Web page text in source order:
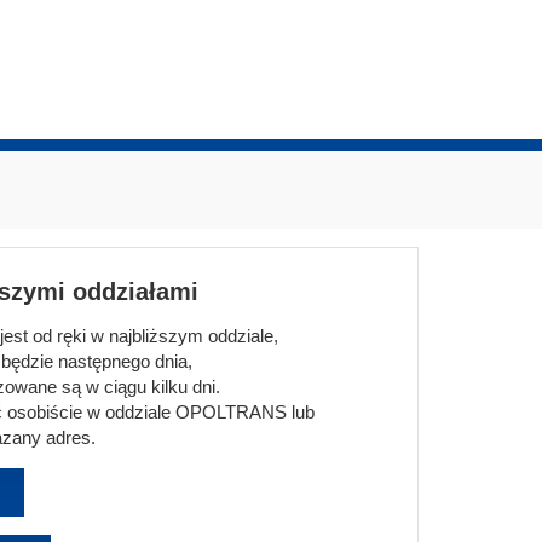
oddziałami
od ręki w najbliższym oddziale,
następnego dnia,
są w ciągu kilku dni.
w oddziale OPOLTRANS lub
adres.